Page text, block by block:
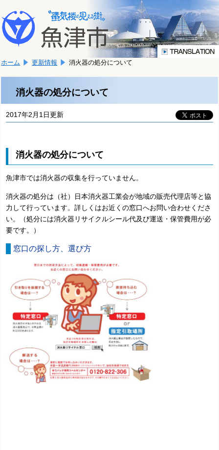
文
へ
移
ま
す。
こ
か
文
ホーム 更新情報 消火器の処分について
消火器の処分について
2017年2月1日更新
消火器の処分について
魚津市では消火器の収集を行っていません。
消火器の処分は（社）日本消火器工業会が地域の販売代理店等と協
力して行っています。詳しくはお近くの窓口へお問い合わせくださ
い。（処分には消火器リサイクルシール代及び運送・保管費用が必
要です。）
窓口の探し方、選び方